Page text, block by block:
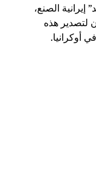
الصنع،
لتصدير هذه
أوكرانيا.